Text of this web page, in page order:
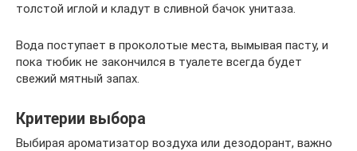
толстой иглой и кладут в сливной бачок унитаза.
Вода поступает в проколотые места, вымывая пасту, и
пока тюбик не закончился в туалете всегда будет
свежий мятный запах.
Критерии выбора
Выбирая ароматизатор воздуха или дезодорант, важно